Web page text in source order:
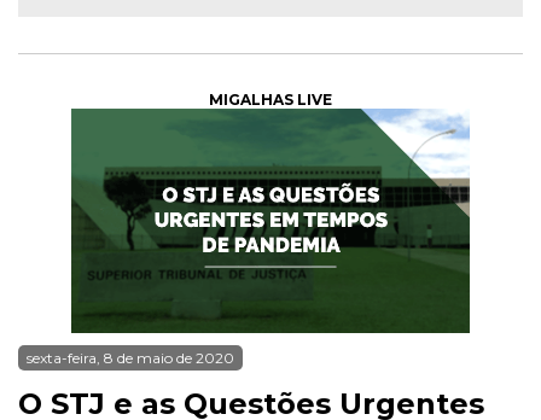
MIGALHAS LIVE
sexta-feira, 8 de maio de 2020
O STJ e as Questões Urgentes